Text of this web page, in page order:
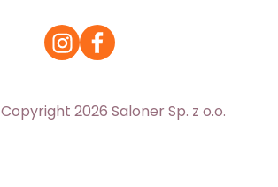
Copyright 2026 Saloner Sp. z o.o.